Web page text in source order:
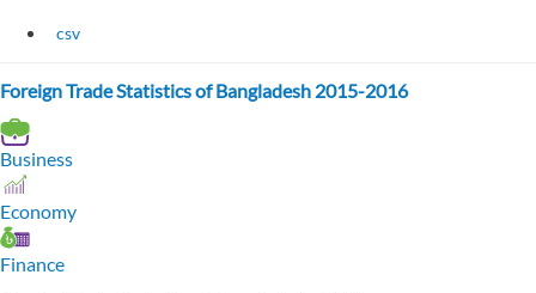
csv
Foreign Trade Statistics of Bangladesh 2015-2016
Business
Economy
Finance